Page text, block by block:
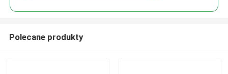
Polecane produkty